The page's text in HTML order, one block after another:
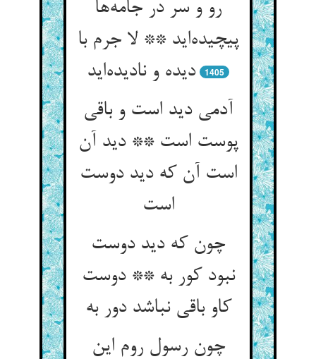
رو و سر در جامه‌‌ها
پیچیده‌‌اید ** لا جرم با
دیده و نادیده‌‌اید
1405
آدمی دید است و باقی
پوست است ** دید آن
است آن که دید دوست
است‌‌
چون که دید دوست
نبود کور به ** دوست
کاو باقی نباشد دور به‌‌
چون رسول روم این